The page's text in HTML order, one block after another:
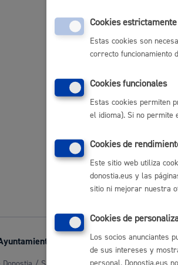
ciudadana y emergencias
Pública, animales y consumo
y juventud
Inscripción a
Visitas de grupos
Volver al índice
de Donostia / San Sebastián
Cookies
Estas cookies son
correcto funcionamiento
Cookies funcionales
Estas cookies permiten
el idioma). Si no permite
Cookies de
Este sitio web utiliza
donostia.eus y las
sitio ni mejorar nuestra
Cookies de
Los socios anunciantes
de sus intereses y